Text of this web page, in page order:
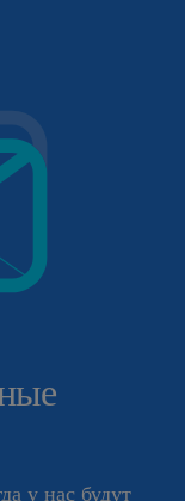
у нас будут